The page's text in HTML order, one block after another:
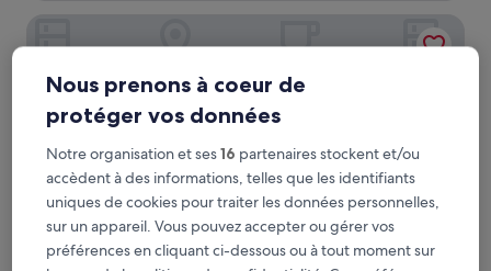
de
162 €
Nous prenons à coeur de
protéger vos données
Notre organisation et ses16 partenaires stockent et/ou
accèdent à des informations, telles que les identifiants
uniques de cookies pour traiter les données personnelles,
sur un appareil. Vous pouvez accepter ou gérer vos
préférences en cliquant ci-dessous ou à tout moment sur